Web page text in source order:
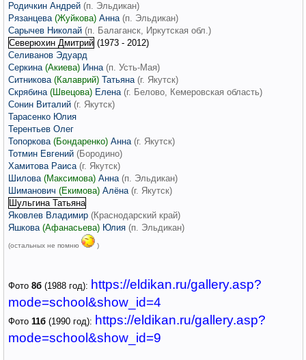
Родичкин Андрей (п. Эльдикан)
Рязанцева (Жуйкова)Анна (п. Эльдикан)
Сарычев Николай (п. Балаганск, Иркутская обл.)
Северюхин Дмитрий (1973 - 2012)
Селиванов Эдуард
Серкина (Акиева)Инна (п. Усть-Мая)
Ситникова (Калаврий)Татьяна (г. Якутск)
Скрябина (Швецова)Елена (г. Белово, Кемеровская область)
СонинВиталий (г. Якутск)
Тарасенко Юлия
Терентьев Олег
Топоркова (Бондаренко)Анна (г. Якутск)
Тотмин Евгений (Бородино)
Хамитова Раиса (г. Якутск)
Шилова (Максимова)Анна (п. Эльдикан)
Шиманович (Екимова)Алёна (г. Якутск)
Шульгина Татьяна
Яковлев Владимир (Краснодарский край)
Яшкова (Афанасьева) Юлия (п. Эльдикан)
(остальных не помню )
Фото 8б(1988 год): https://eldikan.ru/gallery.asp?
mode=school&show_id=4
Фото 11б(1990 год): https://eldikan.ru/gallery.asp?
mode=school&show_id=9